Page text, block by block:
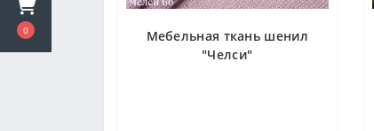
0
Мебельная ткань шенил
"Челси"